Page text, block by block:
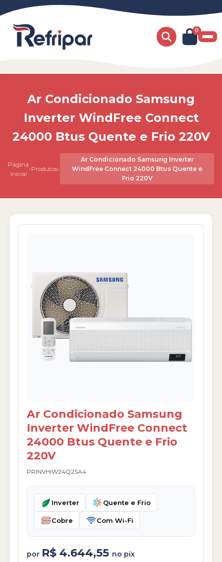
0
Ar Condicionado Samsung
Inverter WindFree Connect
24000 Btus Quente e Frio 220V
Página
Inicial ›Produtos›
Ar Condicionado Samsung Inverter
WindFree Connect 24000 Btus Quente e
Frio 220V
Ar Condicionado Samsung
Inverter WindFree Connect
24000 Btus Quente e Frio
220V
PRINVHIW24Q2SA4
Inverter Quente e Frio
Cobre Com Wi-Fi
por R$ 4.644,55 no pix